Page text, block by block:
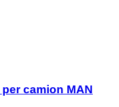
camion MAN